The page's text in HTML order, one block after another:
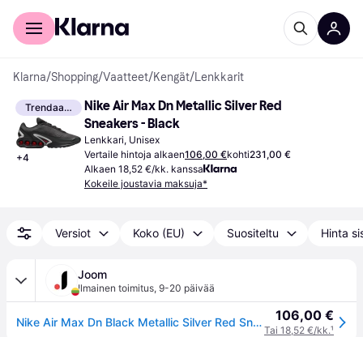
Kuluttajille
Klarna/Shopping/Vaatteet/Kengät/Lenkkarit
Trendaava
+4
Nike Air Max Dn Metallic Silver Red
Sneakers - Black
Lenkkari, Unisex
Vertaile hintoja alkaen106,00 €kohti231,00 €
Alkaen 18,52 €/kk. kanssa
Kokeile joustavia maksuja*
Versiot Koko (EU) Suositeltu Hinta
Joom
Ilmainen toimitus, 9-20 päivää
Nike Air Max Dn Black Metallic Silver Red Sneakers Casual Shoes DV3337-016 41 106,00 €
Tai 18,52 €/kk.¹